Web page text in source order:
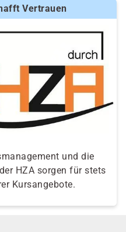
Vertrauen
und die
HZA sorgen für stets
Kursangebote.